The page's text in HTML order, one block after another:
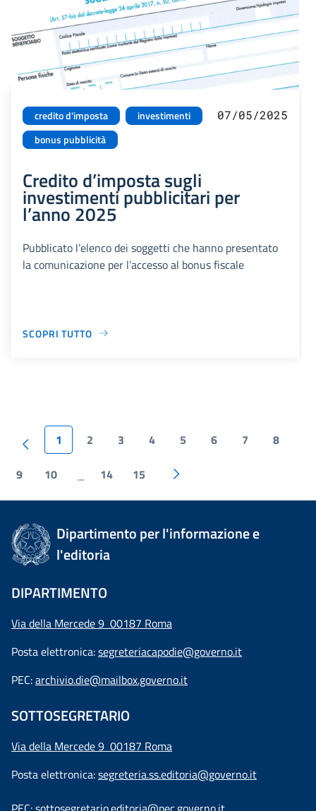
credito d'imposta
investimenti
bonus pubblicità
07/05/2025
Credito d’imposta sugli
investimenti pubblicitari per
l’anno 2025
Pubblicato l’elenco dei soggetti che hanno presentato
la comunicazione per l’accesso al bonus fiscale
SCOPRI TUTTO
1 2 3 4 5 6 7 8
9 10 ... 14 15
Dipartimento per l'informazione e
l'editoria
DIPARTIMENTO
Via della Mercede 9 00187 Roma
Posta elettronica:segreteriacapodie@governo.it
PEC:archivio.die@mailbox.governo.it
SOTTOSEGRETARIO
Via della Mercede 9 00187 Roma
Posta elettronica:segreteria.ss.editoria@governo.it